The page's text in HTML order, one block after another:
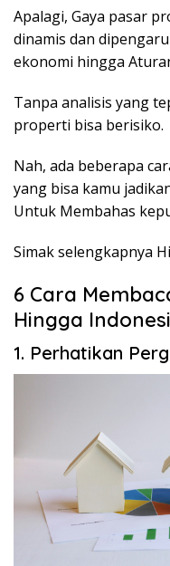
Apalagi, Gaya pasar
dinamis dan
ekonomi hingga
Tanpa analisis yang
properti bisa berisiko.
Nah, ada beberapa
yang bisa kamu
Untuk Membahas
Simak selengkapnya
6 Cara
Hingga
1. Perhatikan